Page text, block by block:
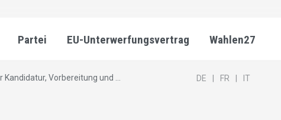
Partei EU-Unterwerfungsvertrag Wahlen27
Vorbereitung und ... DE FR IT